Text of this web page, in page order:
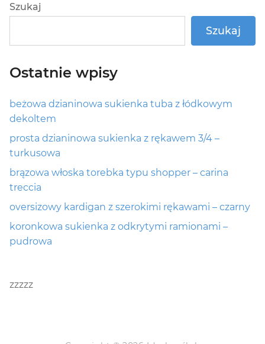
Szukaj
Szukaj
Ostatnie wpisy
beżowa dzianinowa sukienka tuba z łódkowym
dekoltem
prosta dzianinowa sukienka z rękawem 3/4 –
turkusowa
brązowa włoska torebka typu shopper – carina
treccia
oversizowy kardigan z szerokimi rękawami – czarny
koronkowa sukienka z odkrytymi ramionami –
pudrowa
zzzzz